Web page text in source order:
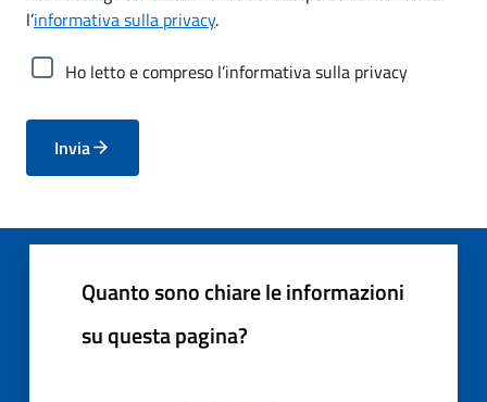
l’informativa sulla privacy.
Ho letto e compreso l’informativa sulla privacy
Invia
Quanto sono chiare le informazioni
su questa pagina?